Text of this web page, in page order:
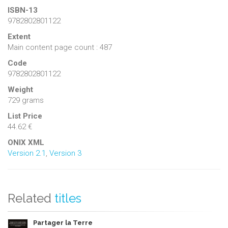
ISBN-13
9782802801122
Extent
Main content page count : 487
Code
9782802801122
Weight
729 grams
List Price
44.62 €
ONIX XML
Version 2.1 Version 3
Related titles
Partager la Terre